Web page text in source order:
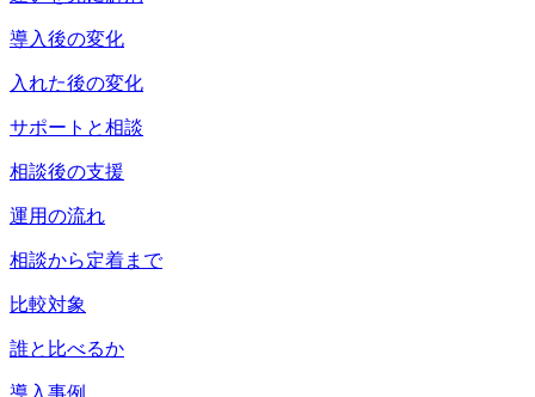
導入後の変化
入れた後の変化
サポートと相談
相談後の支援
運用の流れ
相談から定着まで
比較対象
誰と比べるか
導入事例